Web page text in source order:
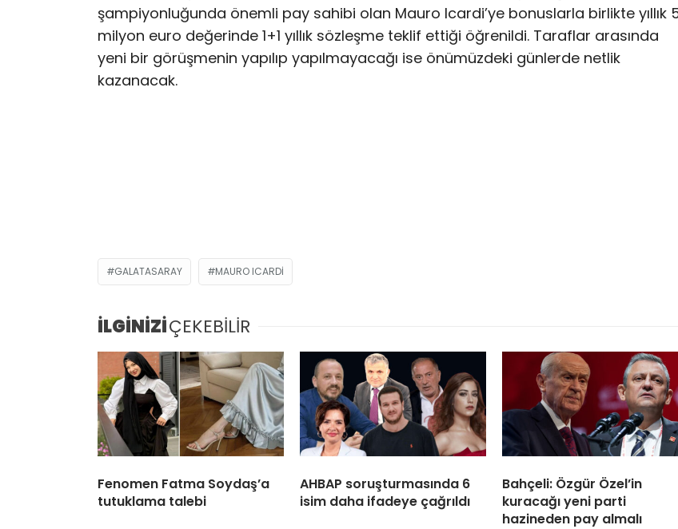
şampiyonluğunda önemli pay sahibi olan Mauro Icardi’ye bonuslarla birlikte yıllık
milyon euro değerinde 1+1 yıllık sözleşme teklif ettiği öğrenildi. Taraflar arasında
yeni bir görüşmenin yapılıp yapılmayacağı ise önümüzdeki günlerde netlik
kazanacak.
GALATASARAY MAURO ICARDI
İLGİNİZİÇEKEBİLİR
Fenomen Fatma Soydaş’a
tutuklama talebi
AHBAP soruşturmasında 6
isim daha ifadeye çağrıldı
Bahçeli: Özgür Özel’in
kuracağı yeni parti
hazineden pay almalı